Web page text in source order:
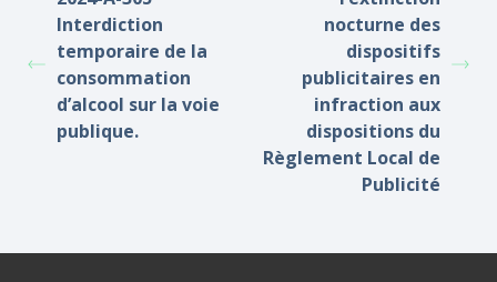
Interdiction
temporaire de la
consommation
d’alcool sur la voie
publique.
nocturne des
dispositifs
publicitaires en
infraction aux
dispositions du
Règlement Local de
Publicité